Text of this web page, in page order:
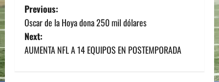
P
o
s
Previous:
Oscar de la Hoya dona 250 mil dólares
Next:
AUMENTA NFL A 14 EQUIPOS EN POSTEMPORADA